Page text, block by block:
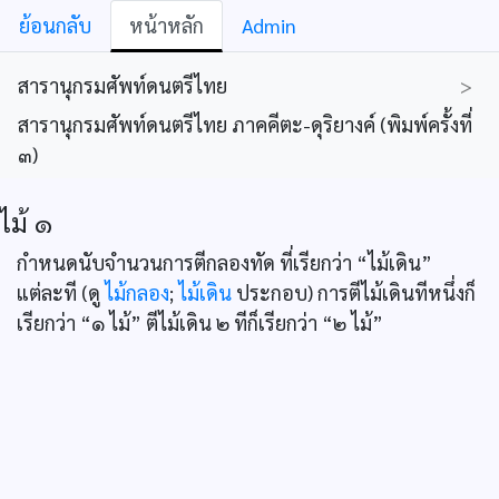
ย้อนกลับ หน้าหลัก Admin
สารานุกรมศัพท์ดนตรีไทย
>
สารานุกรมศัพท์ดนตรีไทย ภาคคีตะ-ดุริยางค์ (พิมพ์ครั้งที่
๓)
ไม้ ๑
กำหนดนับจำนวนการตีกลองทัด ที่เรียกว่า “ไม้เดิน”
แต่ละที (ดู ไม้กลอง; ไม้เดิน ประกอบ) การตีไม้เดินทีหนึ่งก็
เรียกว่า “๑ ไม้” ตีไม้เดิน ๒ ทีก็เรียกว่า “๒ ไม้”